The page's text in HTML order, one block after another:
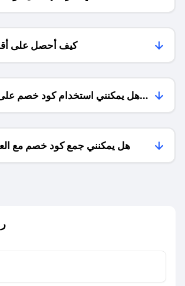
كيف أحصل على
هل يمكنني استخدام كود خصم
هل يمكنني جمع كود خصم مع